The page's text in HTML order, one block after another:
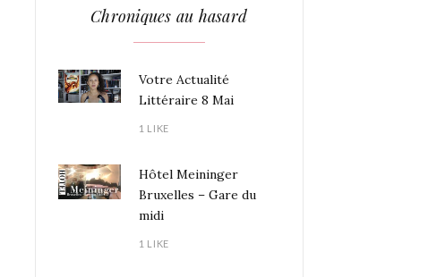
Chroniques au hasard
Votre Actualité
Littéraire 8 Mai
1 LIKE
Hôtel Meininger
Bruxelles – Gare du
midi
1 LIKE